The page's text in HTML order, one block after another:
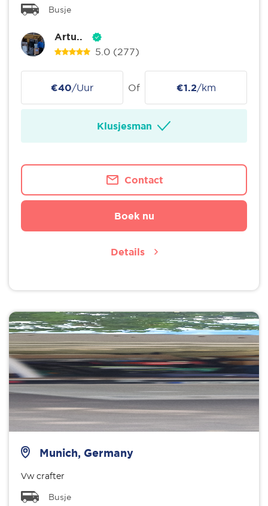
Busje
Artu..
5.0 (277)
€40/Uur Of €1.2/km
Klusjesman
Contact
Boek nu
Details
Munich, Germany
Vw crafter
Busje